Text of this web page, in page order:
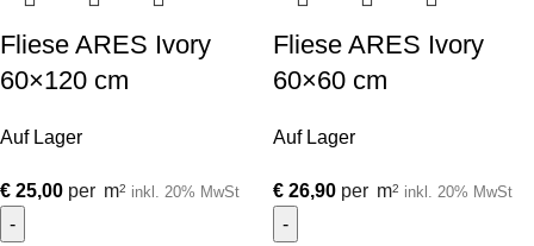
Fliese ARES Ivory
60×120 cm
Auf Lager
€ 25,00 per m2 inkl. 20% MwSt
Fliese ARES Ivory
60×60 cm
Auf Lager
€ 26,90 per m2 inkl. 20% MwSt